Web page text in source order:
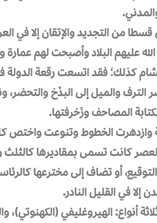
قسطا من التجديد والإتقان إلا في
عليهم البلاد وأصبحت لهم
كذلك؛ فقد اتسعت رقعة
الترف والميل إلى البذَخ
المصاحف وزَخرفتها.
الخطوط وتنوعت واختص كل
كانت تسمى بمقاديرها
أو تضاف إلى مخترعها
في القليل النادر.
أنواع: الهيروغليفي (الكهنوتي)،